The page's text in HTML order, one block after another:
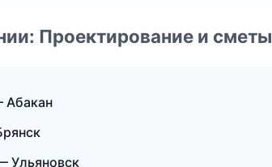
Проектирование и сметы
Абакан
Ульяновск